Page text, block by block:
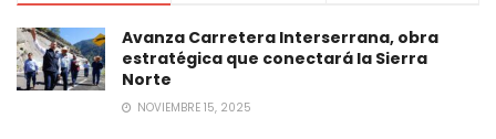
Avanza Carretera Interserrana, obra
estratégica que conectará la Sierra
Norte
NOVIEMBRE 15, 2025